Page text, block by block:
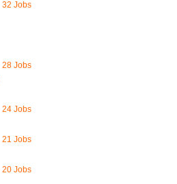
32 Jobs
28 Jobs
24 Jobs
21 Jobs
20 Jobs